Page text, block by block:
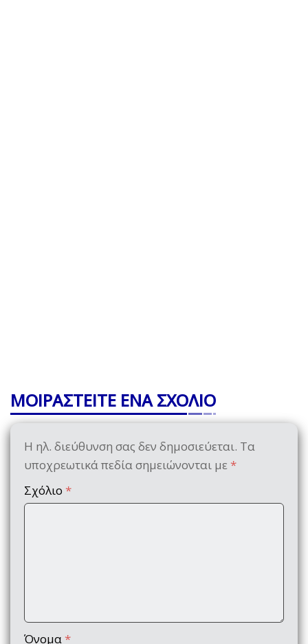
ΜΟΙΡΑΣΤΕΙΤΕ ΕΝΑ ΣΧΟΛΙΟ
Η ηλ. διεύθυνση σας δεν δημοσιεύεται. Τα
υποχρεωτικά πεδία σημειώνονται με *
Σχόλιο *
Όνομα *